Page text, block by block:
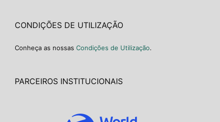
CONDIÇÕES DE UTILIZAÇÃO
Conheça as nossas Condições de Utilização.
PARCEIROS INSTITUCIONAIS